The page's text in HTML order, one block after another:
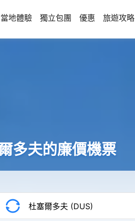
當地體驗 獨立包團 優惠 旅遊攻略
多夫的廉價機票